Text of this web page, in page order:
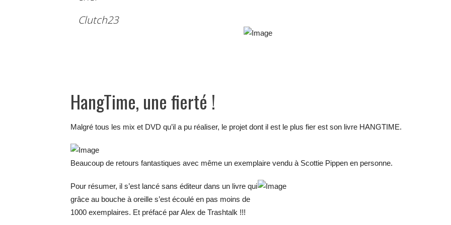
Clutch23
HangTime, une fierté !
Malgré tous les mix et DVD qu’il a pu réaliser, le projet dont il est le plus fier est son livre HANGTIME.
Beaucoup de retours fantastiques avec même un exemplaire vendu à Scottie Pippen en personne.
Pour résumer, il s’est lancé sans éditeur dans un livre qui
grâce au bouche à oreille s’est écoulé en pas moins de
1000 exemplaires. Et préfacé par Alex de Trashtalk !!!